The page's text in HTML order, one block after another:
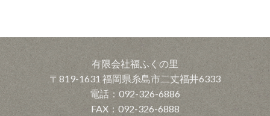
有限会社福ふくの里
〒819-1631 福岡県糸島市二丈福井6333
電話：092-326-6886
FAX：092-326-6888